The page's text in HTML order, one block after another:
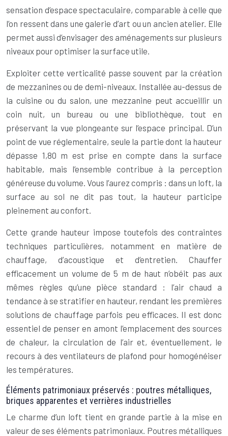
sensation d’espace spectaculaire, comparable à celle que
l’on ressent dans une galerie d’art ou un ancien atelier. Elle
permet aussi d’envisager des aménagements sur plusieurs
niveaux pour optimiser la surface utile.
Exploiter cette verticalité passe souvent par la création
de mezzanines ou de demi-niveaux. Installée au-dessus de
la cuisine ou du salon, une mezzanine peut accueillir un
coin nuit, un bureau ou une bibliothèque, tout en
préservant la vue plongeante sur l’espace principal. D’un
point de vue réglementaire, seule la partie dont la hauteur
dépasse 1,80 m est prise en compte dans la surface
habitable, mais l’ensemble contribue à la perception
généreuse du volume. Vous l’aurez compris : dans un loft, la
surface au sol ne dit pas tout, la hauteur participe
pleinement au confort.
Cette grande hauteur impose toutefois des contraintes
techniques particulières, notamment en matière de
chauffage, d’acoustique et d’entretien. Chauffer
efficacement un volume de 5 m de haut n’obéit pas aux
mêmes règles qu’une pièce standard : l’air chaud a
tendance à se stratifier en hauteur, rendant les premières
solutions de chauffage parfois peu efficaces. Il est donc
essentiel de penser en amont l’emplacement des sources
de chaleur, la circulation de l’air et, éventuellement, le
recours à des ventilateurs de plafond pour homogénéiser
les températures.
Éléments patrimoniaux préservés : poutres métalliques,
briques apparentes et verrières industrielles
Le charme d’un loft tient en grande partie à la mise en
valeur de ses éléments patrimoniaux. Poutres métalliques